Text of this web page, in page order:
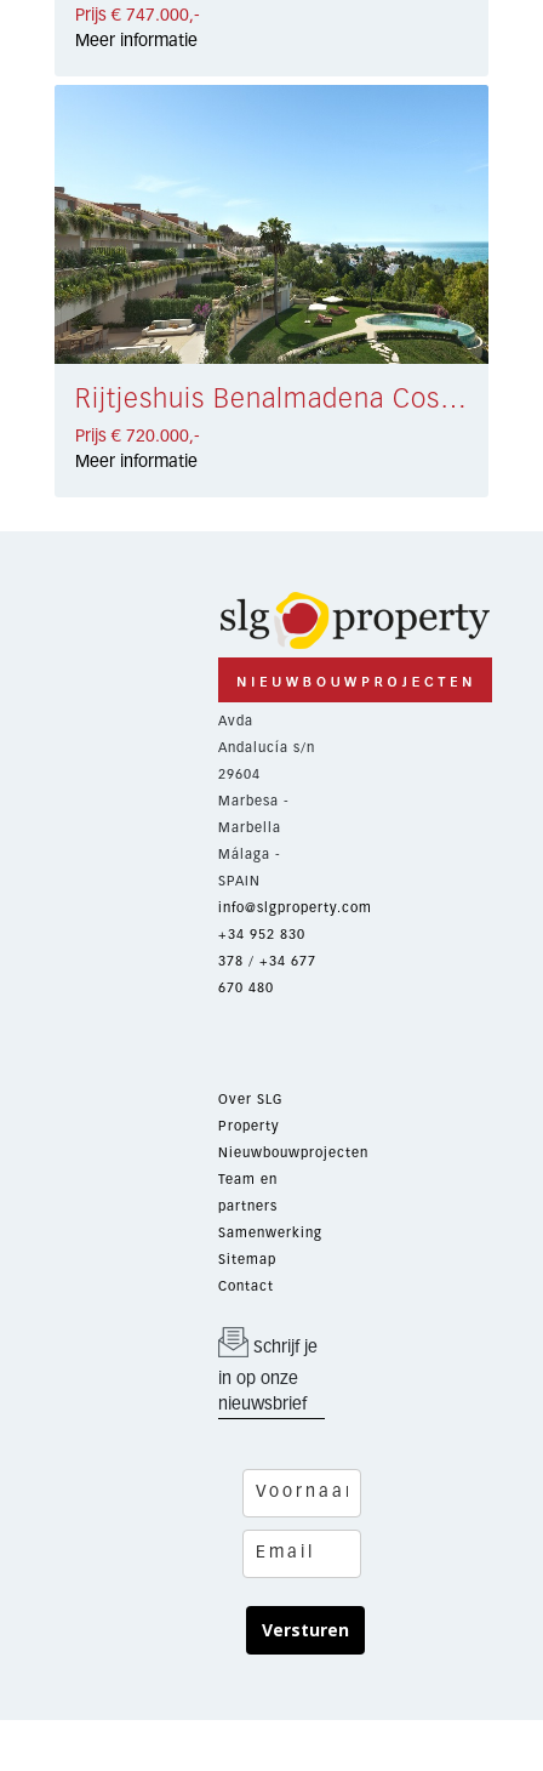
Prijs € 747.000,-
Meer informatie
Rijtjeshuis Benalmadena Costa € 720.000,-
Prijs € 720.000,-
Meer informatie
Avda
Andalucía s/n
29604
Marbesa -
Marbella
Málaga -
SPAIN
info@slgproperty.com
+34 952 830
378 / +34 677
670 480
Over SLG
Property
Nieuwbouwprojecten
Team en
partners
Samenwerking
Sitemap
Contact
Schrijf je
in op onze
nieuwsbrief
Versturen